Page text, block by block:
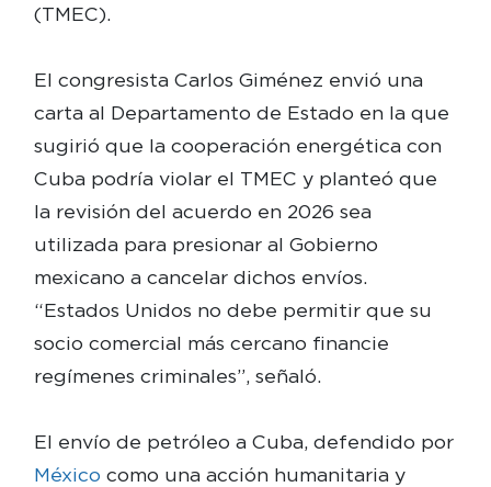
(TMEC).
El congresista Carlos Giménez envió una
carta al Departamento de Estado en la que
sugirió que la cooperación energética con
Cuba podría violar el TMEC y planteó que
la revisión del acuerdo en 2026 sea
utilizada para presionar al Gobierno
mexicano a cancelar dichos envíos.
“Estados Unidos no debe permitir que su
socio comercial más cercano financie
regímenes criminales”, señaló.
El envío de petróleo a Cuba, defendido por
México como una acción humanitaria y